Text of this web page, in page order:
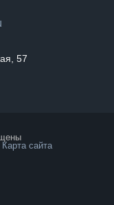
57
Карта сайта